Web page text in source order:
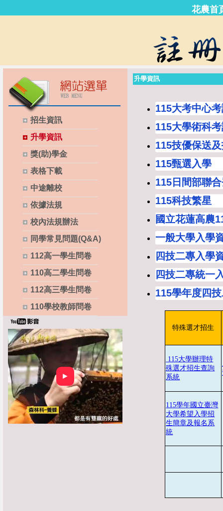
花農首
招生資訊
升學資訊
獎(助)學金
表格下載
中途離校
依據法規
校內法規辦法
同學常見問題(Q&A)
112高一學生問卷
110高二學生問卷
112高三學生問卷
110學校教師問卷
►
升學資訊
115大考中心
115大學術科
115技優保送
115甄選入學
115日間部聯
115科技繁星
國立花蓮高農
一般大學入學
四技二專入學
四技二專統一
115學年度四
特殊選才招生
115大學辦理特
殊選才招生查詢
系統
115學年國立臺灣
大學希望入學招
生簡章及報名系
統